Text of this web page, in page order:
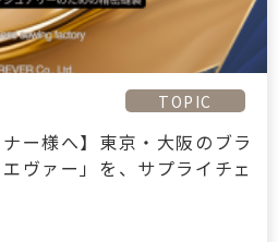
TOPIC
ー様へ】東京・大阪のブラ
ヴァー」を、サプライチェ